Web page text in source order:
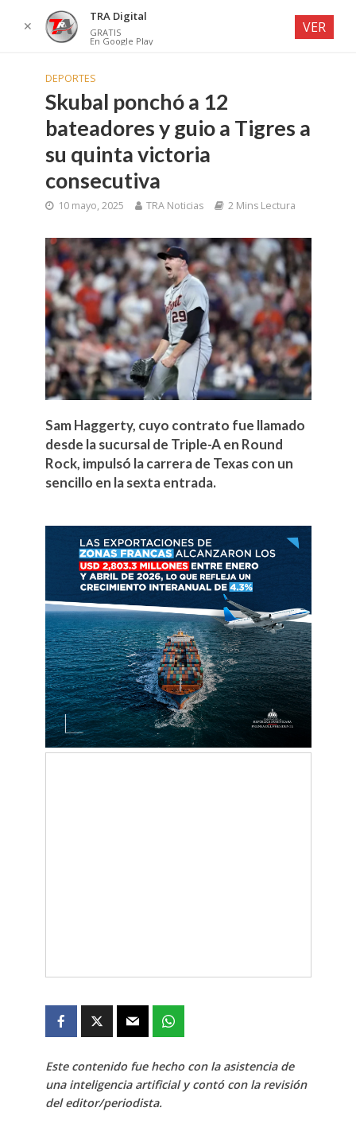
DEPORTES
Skubal ponchó a 12
bateadores y guio a Tigres a
su quinta victoria
consecutiva
10 mayo, 2025 TRA Noticias 2 Mins Lectura
Sam Haggerty, cuyo contrato fue llamado
desde la sucursal de Triple-A en Round
Rock, impulsó la carrera de Texas con un
sencillo en la sexta entrada.
Este contenido fue hecho con la asistencia de
una inteligencia artificial y contó con la revisión
del editor/periodista.
✕
TRA Digital
GRATIS
En Google Play
VER